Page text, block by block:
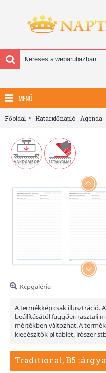
MENÜ
Főoldal Határidőnapló - Agenda
Képgaléria
A termékkép csak illusztráció.
beállításától függően (asztali
mértékben változhat. A
kiegészítők pl tablet, írószer
Traditional, B5